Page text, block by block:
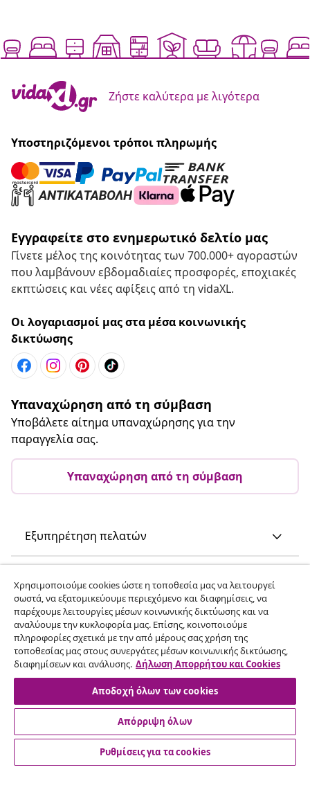
Ζήστε καλύτερα με λιγότερα
Υποστηριζόμενοι τρόποι πληρωμής
Εγγραφείτε στο ενημερωτικό δελτίο μας
Γίνετε μέλος της κοινότητας των 700.000+ αγοραστών
που λαμβάνουν εβδομαδιαίες προσφορές, εποχιακές
εκπτώσεις και νέες αφίξεις από τη vidaXL.
Οι λογαριασμοί μας στα μέσα κοινωνικής
δικτύωσης
Υπαναχώρηση από τη σύμβαση
Υποβάλετε αίτημα υπαναχώρησης για την
παραγγελία σας.
Υπαναχώρηση από τη σύμβαση
Εξυπηρέτηση πελατών
vidaXL
Ανακαλύψτε περισσότερα
© 2008-2026 vidaXL Ο ιστότοπος www.vidaxl.gr αποτελεί
Χρησιμοποιούμε cookies ώστε η τοποθεσία μας να λειτουργεί
σωστά, να εξατομικεύουμε περιεχόμενο και διαφημίσεις, να
παρέχουμε λειτουργίες μέσων κοινωνικής δικτύωσης και να
αναλύουμε την κυκλοφορία μας. Επίσης, κοινοποιούμε
πληροφορίες σχετικά με την από μέρους σας χρήση της
τοποθεσίας μας στους συνεργάτες μέσων κοινωνικής δικτύωσης,
διαφημίσεων και ανάλυσης. Δήλωση Απορρήτου και Cookies
Αποδοχή όλων των cookies
Απόρριψη όλων
Ρυθμίσεις για τα cookies